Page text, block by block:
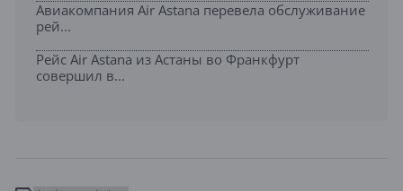
Авиакомпания Air Astana перевела обслуживание
рей...
Рейс Air Astana из Астаны во Франкфурт
совершил в...